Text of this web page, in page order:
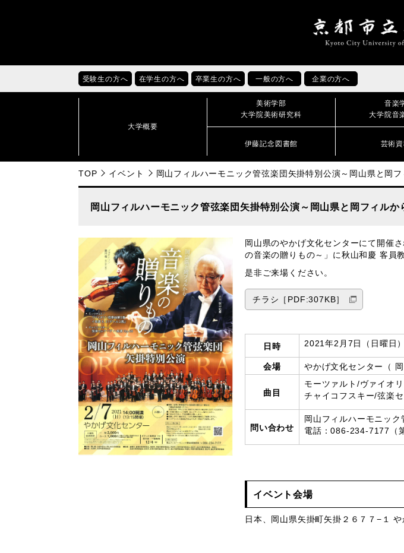
受験生の方へ 在学生の方へ 卒業生の方へ 一般の方へ 企業の方へ
大学概要
美術学部
大学院美術研究科
音楽
大学院音
伊藤記念図書館 芸術
TOP イベント 岡山フィルハーモニック管弦楽団矢掛特別公演～岡山県と岡
岡山フィルハーモニック管弦楽団矢掛特別公演～岡山県と岡フィルか
岡山県のやかげ文化センターにて開催
の音楽の贈りもの～」に秋山和慶 客員
是非ご来場ください。
チラシ［PDF:307KB］
日時 2021年2月7日（日曜日
会場 やかげ文化センター（
曲目
モーツァルト/ヴァイオ
チャイコフスキー/弦
問い合わせ
岡山フィルハーモニッ
電話：086-234-7177（
イベント会場
日本、岡山県矢掛町矢掛２６７７−１